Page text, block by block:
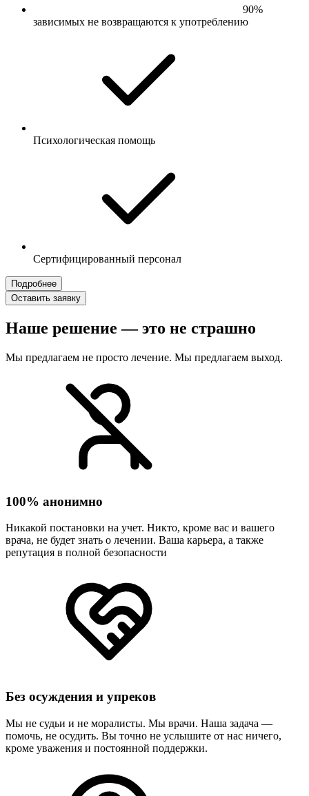
90%
зависимых не возвращаются к употреблению
Психологическая помощь
Сертифицированный персонал
Подробнее
Оставить заявку
Наше решение — это не страшно
Мы предлагаем не просто лечение. Мы предлагаем выход.
100% анонимно
Никакой постановки на учет. Никто, кроме вас и вашего
врача, не будет знать о лечении. Ваша карьера, а также
репутация в полной безопасности
Без осуждения и упреков
Мы не судьи и не моралисты. Мы врачи. Наша задача —
помочь, не осудить. Вы точно не услышите от нас ничего,
кроме уважения и постоянной поддержки.